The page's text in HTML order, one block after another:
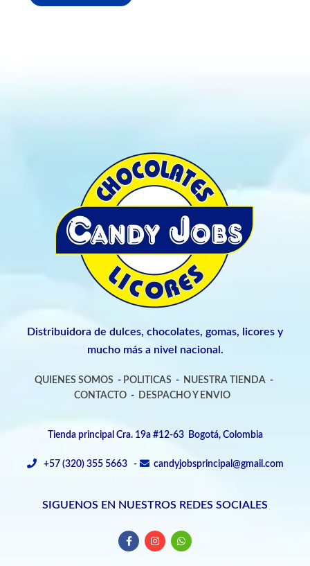
Distribuidora de dulces, chocolates, gomas, licores y
mucho más a nivel nacional.
QUIENES SOMOS - POLITICAS - NUESTRA TIENDA -
CONTACTO- DESPACHO Y ENVIO
Tienda principal Cra. 19a #12-63 Bogotá, Colombia
+57 (320) 355 5663 - candyjobsprincipal@gmail.com
SIGUENOS EN NUESTROS REDES SOCIALES